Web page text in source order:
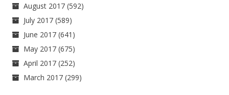
August 2017 (592)
July 2017 (589)
June 2017 (641)
May 2017 (675)
April 2017 (252)
March 2017 (299)